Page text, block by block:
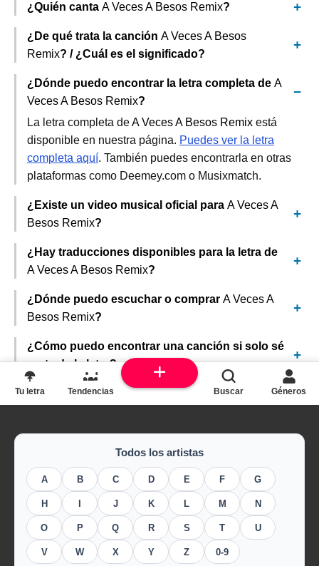
¿Quién canta A Veces A Besos Remix?
¿De qué trata la canción A Veces A Besos
Remix? / ¿Cuál es el significado?
¿Dónde puedo encontrar la letra completa de A
Veces A Besos Remix?
La letra completa deA Veces A Besos Remix está
disponible en nuestra página. Puedes ver la letra
completa aquí. También puedes encontrarla en otras
plataformas como Deemey.com o Musixmatch.
¿Existe un video musical oficial para A Veces A
Besos Remix?
¿Hay traducciones disponibles para la letra de
A Veces A Besos Remix?
¿Dónde puedo escuchar o comprar A Veces A
Besos Remix?
¿Cómo puedo encontrar una canción si solo sé
parte de la letra?
Todos los artistas
A B C D E F G
H J K L M N
O P Q R S T U
V W X Y Z 0-9
Tu letra Tendencias Buscar Géneros